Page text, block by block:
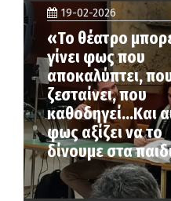
19-02-2026
«Το θέατρο
γίνει φως που
αποκαλύπτει,
ζεσταίνει, που
καθοδηγεί…Και
φως αξίζει να το
δίνουμε στα